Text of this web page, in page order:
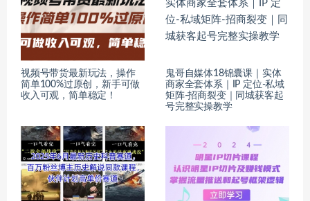
视频号带货最新玩法，操作
简单100%过原创，新手可做
收入可观，简单稳定！
鬼哥自媒体18锦囊课｜实体
商家全套体系｜IP 定位-私域
矩阵-招商裂变｜同城获客起
号完整实操教学